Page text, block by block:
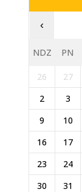
‹
NDZ PN
26 27
2
3
9
10
16
17
23
24
30
31